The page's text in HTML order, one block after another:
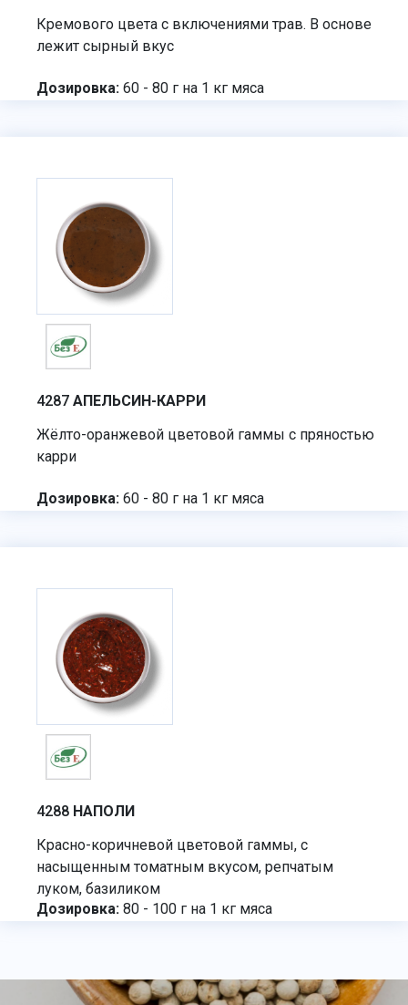
Кремового цвета с включениями трав. В основе
лежит сырный вкус
Дозировка: 60 - 80 г на 1 кг мяса
4287 АПЕЛЬСИН-КАРРИ
Жёлто-оранжевой цветовой гаммы с пряностью
карри
Дозировка: 60 - 80 г на 1 кг мяса
4288 НАПОЛИ
Красно-коричневой цветовой гаммы, с
насыщенным томатным вкусом, репчатым
луком, базиликом
Дозировка: 80 - 100 г на 1 кг мяса